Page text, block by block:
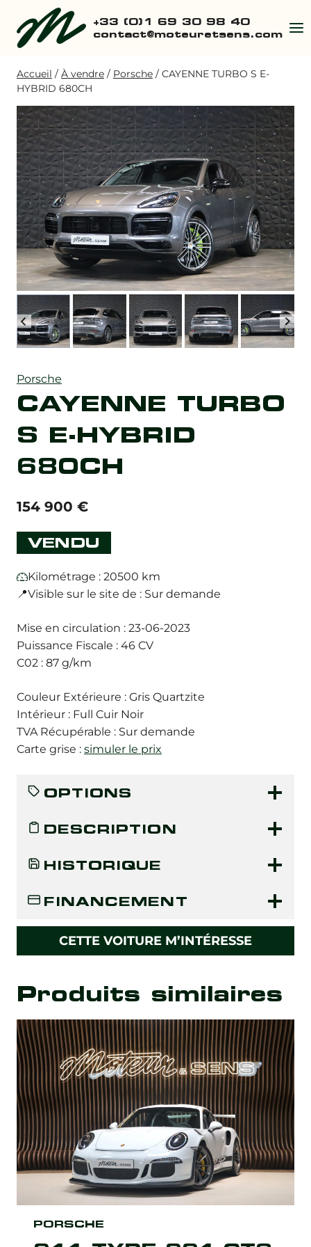
contenu
+33 (0)1 69 30 98 40
contact@moteuretsens.com
Accueil / À vendre / Porsche / CAYENNE TURBO S E-
HYBRID 680CH
Porsche
CAYENNE TURBO
S E-HYBRID
680CH
154 900 €
VENDU
Kilométrage : 20500 km
📍Visible sur le site de : Sur demande
Mise en circulation : 23-06-2023
Puissance Fiscale : 46 CV
C02 : 87 g/km
Couleur Extérieure : Gris Quartzite
Intérieur : Full Cuir Noir
TVA Récupérable : Sur demande
Carte grise : simuler le prix
OPTIONS
DESCRIPTION
HISTORIQUE
FINANCEMENT
CETTE VOITURE M’INTÉRESSE
Produits similaires
PORSCHE